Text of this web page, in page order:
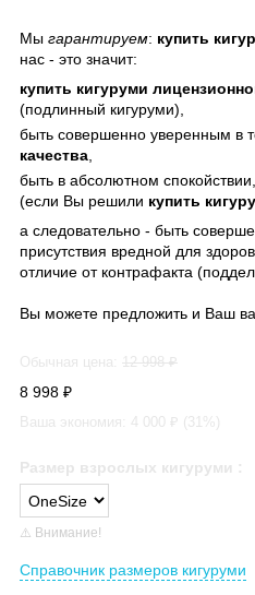
Мы гарантируем: купить
нас - это значит:
купить кигуруми
(подлинный кигуруми),
быть совершенно уверенным в
качества
быть в абсолютном
(если Вы решили купить
а следовательно - быть
присутствия вредной для
отличие от контрафакта
Вы можете предложить и Ваш
Обычная цена: 12 998 ₽
8 998 ₽
Ваша экономия: 4 000 ₽ ( 31 %)
Размер взрослых кигуруми :
⚠️ Внимание!
Справочник размеров кигуруми